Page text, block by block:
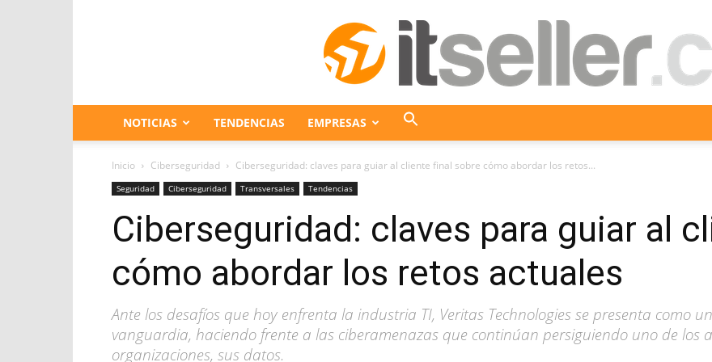
ITseller
Colombia
NOTICIAS TENDENCIAS EMPRESAS
Inicio Ciberseguridad Ciberseguridad: claves para guiar al cliente final sobre cómo abordar los retos...
Seguridad Ciberseguridad Transversales Tendencias
Ciberseguridad: claves para guiar al
cómo abordar los retos actuales
Ante los desafíos que hoy enfrenta la industria TI, Veritas Technologies se presenta como
vanguardia, haciendo frente a las ciberamenazas que continúan persiguiendo uno de los
organizaciones, sus datos.